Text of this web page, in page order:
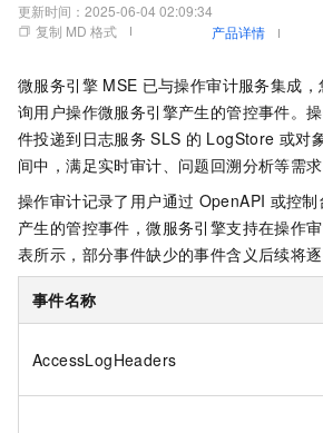
更新时间： 2025-06-04 02:09:34
复制 MD 格式
产品详情
微服务引擎 MSE 已与操作审计服务集成
询用户操作微服务引擎产生的管控事件。
件投递到日志服务 SLS 的 LogStore 或对
间中，满足实时审计、问题回溯分析等需求
操作审计记录了用户通过 OpenAPI 或控制
产生的管控事件，微服务引擎支持在操作
表所示，部分事件缺少的事件含义后续将逐
事件名称
AccessLogHeaders